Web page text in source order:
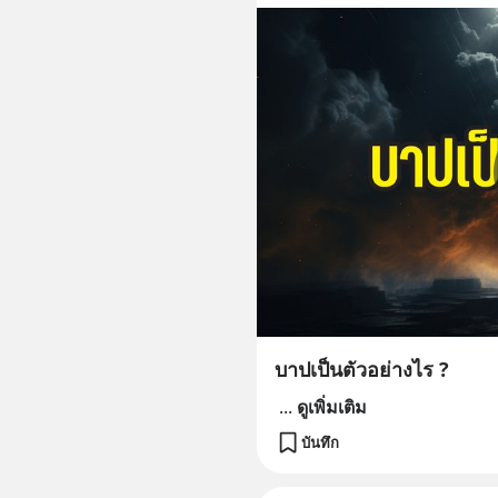
บาปเป็นตัวอย่างไร ?
... ดูเพิ่มเติม
บันทึก